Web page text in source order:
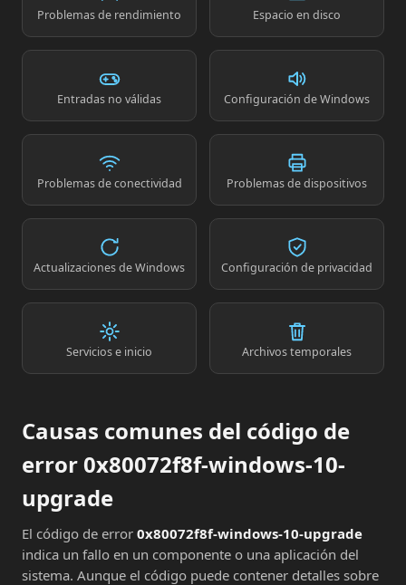
Problemas de rendimiento Espacio en disco
Entradas no válidas Configuración de Windows
Problemas de conectividad Problemas de dispositivos
Actualizaciones de Windows Configuración de privacidad
Servicios e inicio Archivos temporales
Causas comunes del código de
error 0x80072f8f-windows-10-
upgrade
El código de error 0x80072f8f-windows-10-upgrade
indica un fallo en un componente o una aplicación del
sistema. Aunque el código puede contener detalles sobre